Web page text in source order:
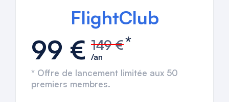
FlightClub
99 € 149 €
/an
*
* Offre de lancement limitée aux 50
premiers membres.